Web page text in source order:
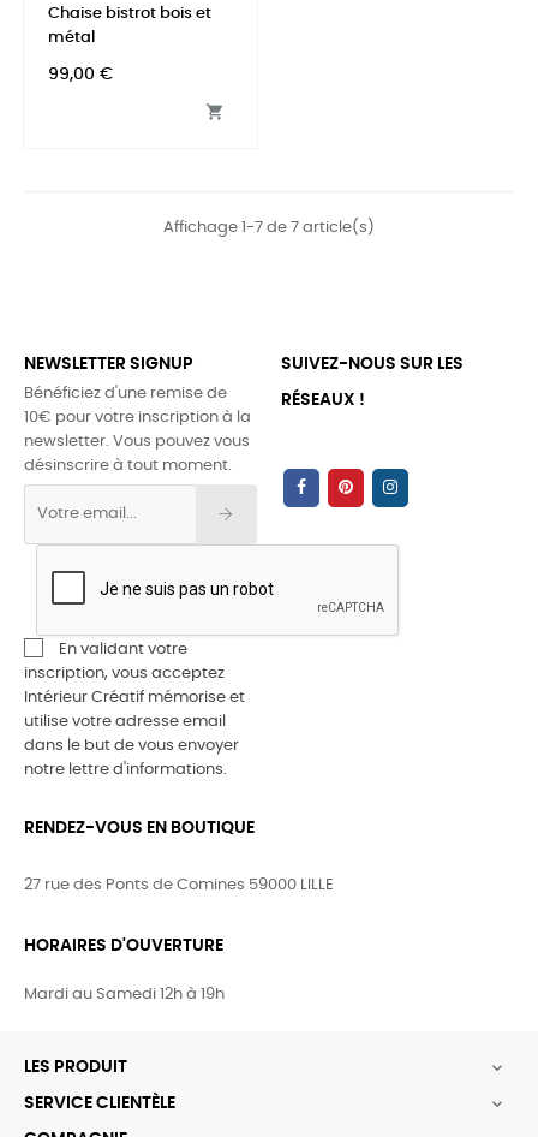
Chaise bistrot bois et
métal
Prix
99,00 €

Affichage 1-7 de 7 article(s)
NEWSLETTER SIGNUP
Bénéficiez d'une remise de
10€ pour votre inscription à la
newsletter. Vous pouvez vous
désinscrire à tout moment.
En validant votre
inscription, vous acceptez
Intérieur Créatif mémorise et
utilise votre adresse email
dans le but de vous envoyer
notre lettre d'informations.
SUIVEZ-NOUS SUR LES
RÉSEAUX !
RENDEZ-VOUS EN BOUTIQUE
27 rue des Ponts de Comines 59000 LILLE
HORAIRES D'OUVERTURE
Mardi au Samedi 12h à 19h
LES PRODUIT 
SERVICE CLIENTÈLE 